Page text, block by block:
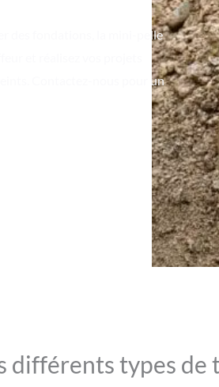
des fondations, la mini-pelle
Contactez-nous pour un
différents types de